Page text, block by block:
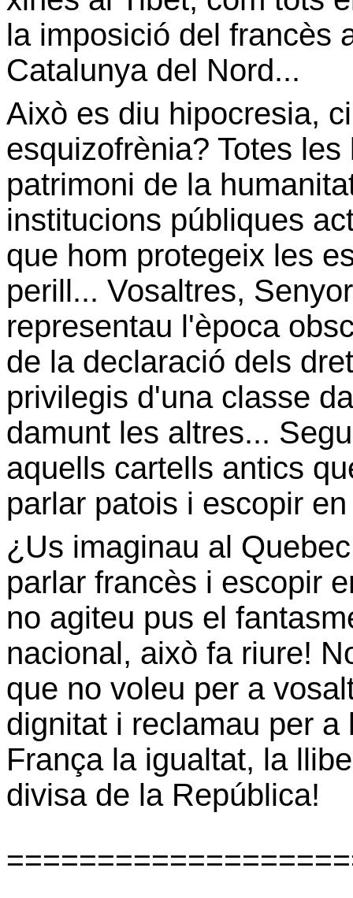
la imposició del francès
Catalunya del Nord...
Això es diu hipocresia,
esquizofrènia? Totes
patrimoni de la
institucions públiques
que hom protegeix les
perill... Vosaltres,
representau l'època
de la declaració dels
privilegis d'una classe
damunt les altres...
aquells cartells antics
parlar patois i escopir
¿Us imaginau al
parlar francès i escopir
no agiteu pus el
nacional, això fa riure!
que no voleu per a
dignitat i reclamau per
França la igualtat, la
divisa de la República!